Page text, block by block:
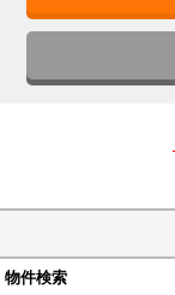
物件検索